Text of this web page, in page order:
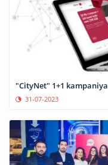
"CityNet" 1+1
31-07-2023